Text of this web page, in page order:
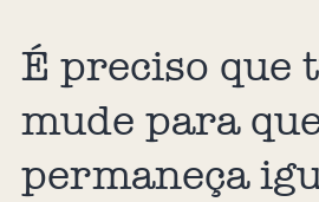
É preciso que
mude para
permaneça